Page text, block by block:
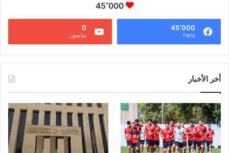
45٬000
45٬000
Fans
0
متابعون
أخر الأخبار